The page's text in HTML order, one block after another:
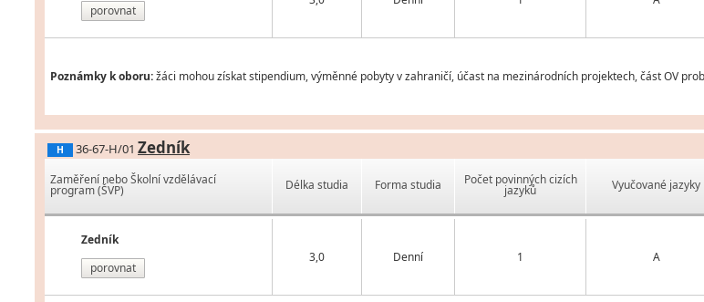
porovnat
Poznámky k oboru:žáci mohou získat stipendium, výměnné pobyty v zahraničí, účast na mezinárodních projektech, část OV
H 36-67-H/01 Zedník
Zaměření nebo Školní vzdělávací
program (ŠVP)
Zedník
porovnat
Délka studia Forma studia Počet povinných cizích
jazyků Vyučované jazyky
3,0 Denní 1 A